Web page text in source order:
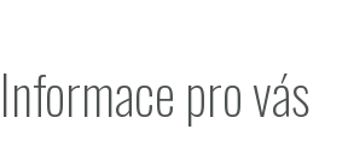
Informace pro vás